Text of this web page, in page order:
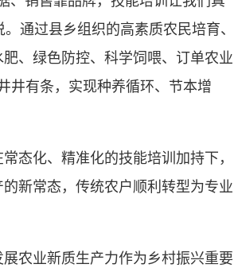
通过县乡组织的高素质农民培育、
、绿色防控、科学饲喂、订单农业
井有条，实现种养循环、节本增
态化、精准化的技能培训加持下，
新常态，传统农户顺利转型为专业
农业新质生产力作为乡村振兴重要